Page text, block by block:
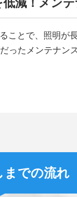
減！メン
ことで、照明が
ったメンテナン
までの流れ